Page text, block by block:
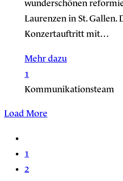
wunderschönen
Laurenzen in St.
Konzertauftritt mit…
Mehr dazu
1
Kommunikationsteam
Load More
1
2